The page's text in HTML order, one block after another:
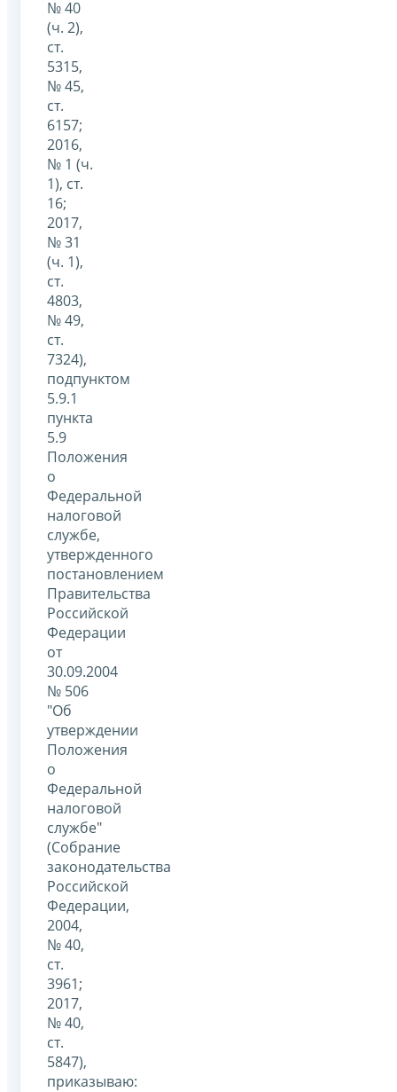
№ 40
(ч. 2),
ст.
5315,
№ 45,
ст.
6157;
2016,
№ 1 (ч.
1), ст.
16;
2017,
№ 31
(ч. 1),
ст.
4803,
№ 49,
ст.
7324),
подпунктом
5.9.1
пункта
5.9
Положения
о
Федеральной
налоговой
службе,
утвержденного
постановлением
Правительства
Российской
Федерации
от
30.09.2004
№ 506
"Об
утверждении
Положения
о
Федеральной
налоговой
службе"
(Собрание
законодательства
Российской
Федерации,
2004,
№ 40,
ст.
3961;
2017,
№ 40,
ст.
5847),
приказываю: